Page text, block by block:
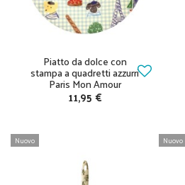
Piatto da dolce con
stampa a quadretti azzurri
Paris Mon Amour
11,95 €
Nuovo Nuovo